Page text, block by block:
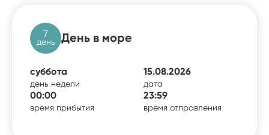
7
день День в море
суббота
день недели
15.08.2026
дата
00:00
время прибытия
23:59
время отправления